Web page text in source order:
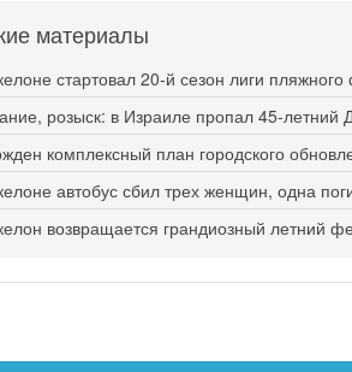
материалы
стартовал 20-й сезон лиги
розыск: в Израиле пропал 45-летний
комплексный план городского
автобус сбил трех женщин, одна
возвращается грандиозный летний